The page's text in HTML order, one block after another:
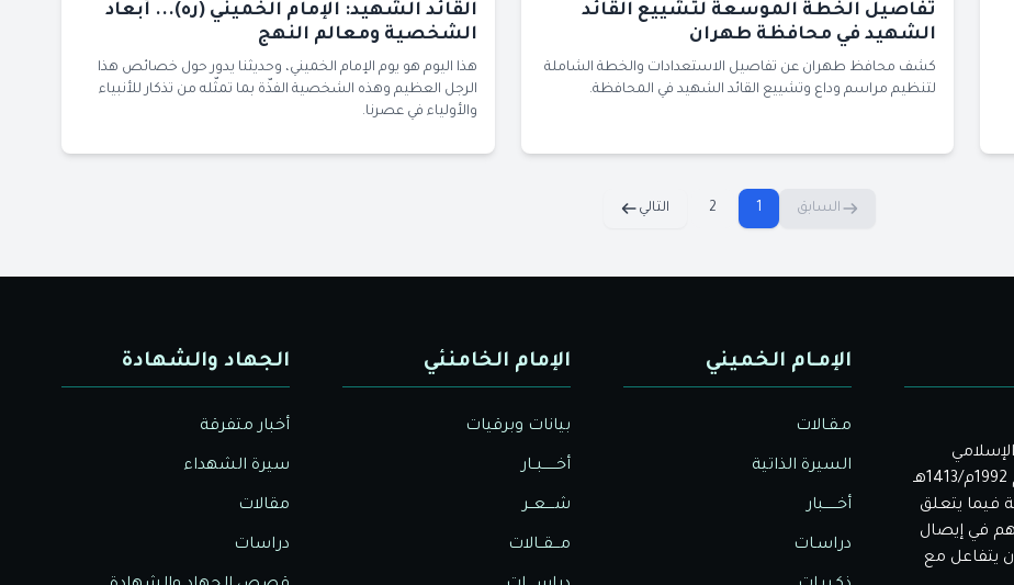
تفاصيل الخطة الموسعة لتشييع القائد
الشهيد في محافظة طهران
كشف محافظ طهران عن تفاصيل الاستعدادات والخطة الشاملة
لتنظيم مراسم وداع وتشييع القائد الشهيد في المحافظة.
القائد الشهيد: الإمام الخميني (ره)... أبعاد
الشخصية ومعالم النهج
هذا اليوم هو يوم الإمام الخميني، وحديثنا يدور حول خصائص هذا
الرجل العظيم وهذه الشخصية الفذّة بما تمثّله من تذكار للأنبياء
والأولياء في عصرنا.
السابق 1
2 التالي
الأصيل. بدأت دار الولاية للثقافة والإعلام نشاطها في عام 1992م/1413هـ
فيما يتعلق
في إيصال
يتفاعل مع
الإمـام الخميني
مـقـالات
السيرة الذاتية
أخــــــبار
دراسـات
الإمام الخامنئي
بيانات وبرقيات
أخــــــبــار
شــــعــر
مـــقــالات
الجهاد والشهادة
أخبار متفرقة
سيرة الشهداء
مقالات
دراسات